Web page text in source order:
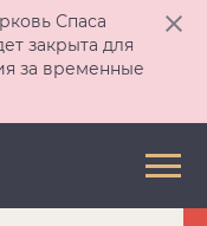
Спаса
закрыта для
за временные